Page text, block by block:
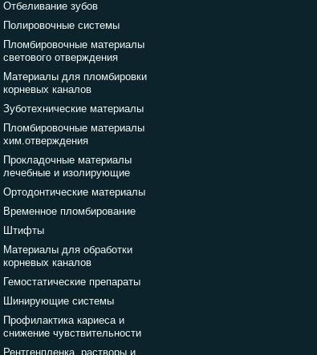
Отбеливание зубов
Полировочные системы
Пломбировочные материалы
светового отверждения
Материалы для пломбировки
корневых каналов
Зуботехнические материалы
Пломбировочные материалы
хим.отверждения
Прокладочные материалы
лечебные и изолирующие
Ортодонтические материалы
Временное пломбирование
Штифты
Материалы для обработки
корневых каналов
Гемостатические препараты
Шинирующие системы
Профилактика кариеса и
снижение чувствительности
Рентгенпленка, растворы и